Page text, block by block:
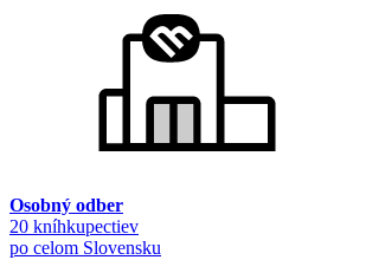
Osobný odber
20 kníhkupectiev
po celom Slovensku